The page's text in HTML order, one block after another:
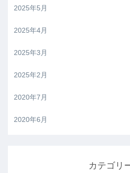
2025年5月
2025年4月
2025年3月
2025年2月
2020年7月
2020年6月
カテゴリ